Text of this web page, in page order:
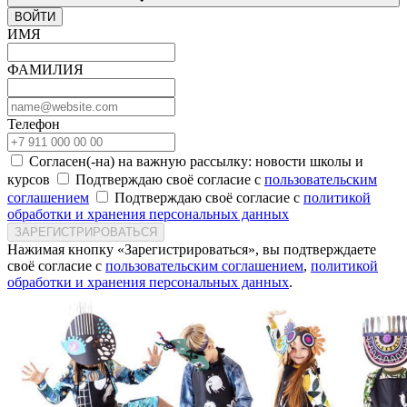
ВОЙТИ
ИМЯ
ФАМИЛИЯ
Телефон
Согласен(-на) на важную рассылку: новости школы и
курсов
Подтверждаю своё согласие с пользовательским
соглашением
Подтверждаю своё согласие с политикой
обработки и хранения персональных данных
ЗАРЕГИСТРИРОВАТЬСЯ
Нажимая кнопку «Зарегистрироваться», вы подтверждаете
своё согласие с пользовательским соглашением, политикой
обработки и хранения персональных данных.